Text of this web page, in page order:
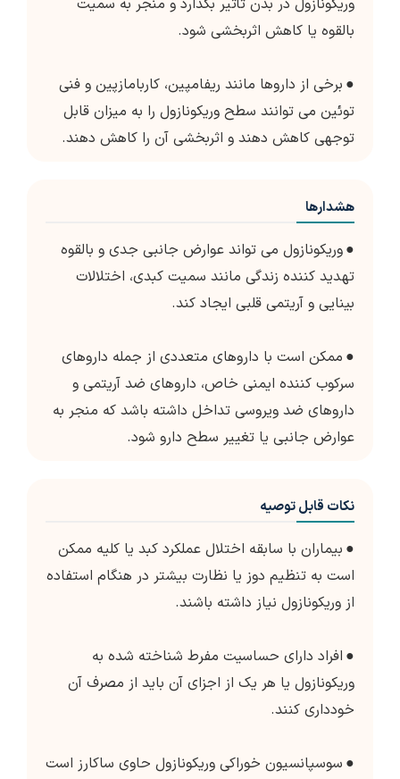
وریکونازول در بدن تأثیر بگذارد و منجر به سمیت
بالقوه یا کاهش اثربخشی شود.
● برخی از داروها مانند ریفامپین، کاربامازپین و فنی
توئین می توانند سطح وریکونازول را به میزان قابل
توجهی کاهش دهند و اثربخشی آن را کاهش دهند.
هشدارها
●وریکونازول می تواند عوارض جانبی جدی و بالقوه
تهدید کننده زندگی مانند سمیت کبدی، اختلالات
بینایی و آریتمی قلبی ایجاد کند.
● ممکن است با داروهای متعددی از جمله داروهای
سرکوب کننده ایمنی خاص، داروهای ضد آریتمی و
داروهای ضد ویروسی تداخل داشته باشد که منجر به
عوارض جانبی یا تغییر سطح دارو شود.
نکات قابل توصیه
● بیماران با سابقه اختلال عملکرد کبد یا کلیه ممکن
است به تنظیم دوز یا نظارت بیشتر در هنگام استفاده
از وریکونازول نیاز داشته باشند.
● افراد دارای حساسیت مفرط شناخته شده به
وریکونازول یا هر یک از اجزای آن باید از مصرف آن
خودداری کنند.
● سوسپانسیون خوراکی وریکونازول حاوی ساکارز است